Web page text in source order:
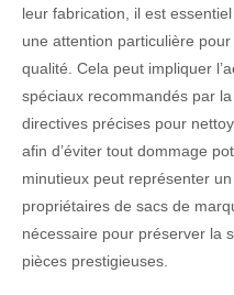
leur fabrication, il est
une attention particulière
qualité. Cela peut impliquer
spéciaux recommandés par
directives précises pour
afin d’éviter tout dommage
minutieux peut représenter
propriétaires de sacs de
nécessaire pour préserver la
pièces prestigieuses.